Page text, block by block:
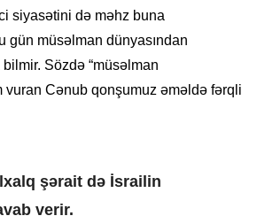
siyasətini də məhz buna
gün müsəlman dünyasından
Sözdə “müsəlman
vuran Cənub qonşumuz əməldə fərqli
şərait də İsrailin
verir.